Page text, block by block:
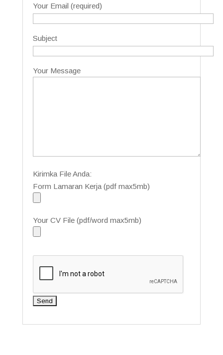
Your Email (required)
Subject
Your Message
Kirimka File Anda:
Form Lamaran Kerja (pdf max5mb)
Your CV File (pdf/word max5mb)